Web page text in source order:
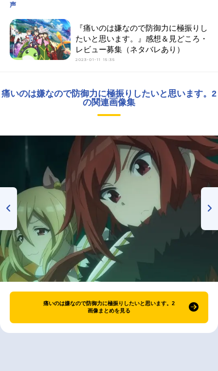
声
『痛いのは嫌なので防御力に極振りし
たいと思います。』感想＆見どころ・
レビュー募集（ネタバレあり）
2023-01-11 15:35
痛いのは嫌なので防御力に極振りしたいと思います。2
の関連画像集
痛いのは嫌なので防御力に極振りしたいと思います。2
画像まとめを見る